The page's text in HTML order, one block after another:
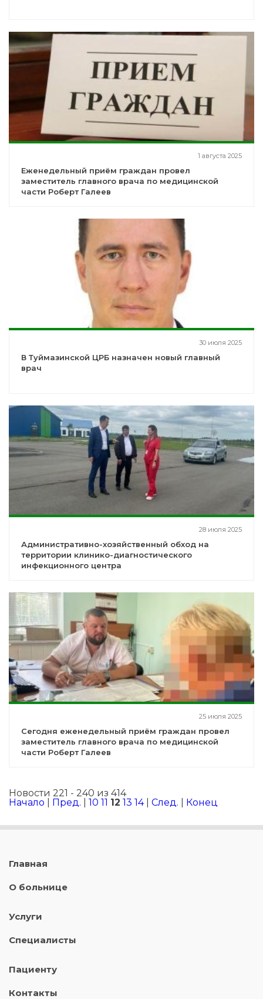
1 августа 2025
Еженедельный приём граждан провел
заместитель главного врача по медицинской
части Роберт Галеев
30 июля 2025
В Туймазинской ЦРБ назначен новый главный
врач
28 июля 2025
Административно-хозяйственный обход на
территории клинико-диагностического
инфекционного центра
25 июля 2025
Сегодня еженедельный приём граждан провел
заместитель главного врача по медицинской
части Роберт Галеев
Новости 221 - 240 из 414
Начало
Пред. 10 11 12 13 14| След. Конец
Главная
О больнице
Услуги
Специалисты
Пациенту
Контакты